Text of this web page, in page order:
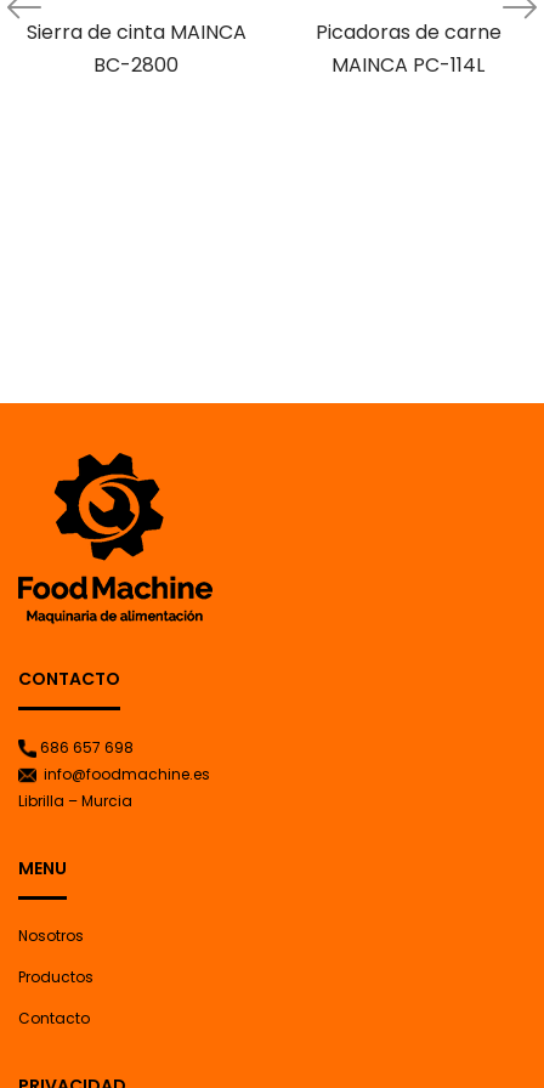
Sierra de cinta MAINCA
BC-2800
Picadoras de carne
MAINCA PC-114L
CONTACTO
686 657 698
info@foodmachine.es
Librilla – Murcia
MENU
Nosotros
Productos
Contacto